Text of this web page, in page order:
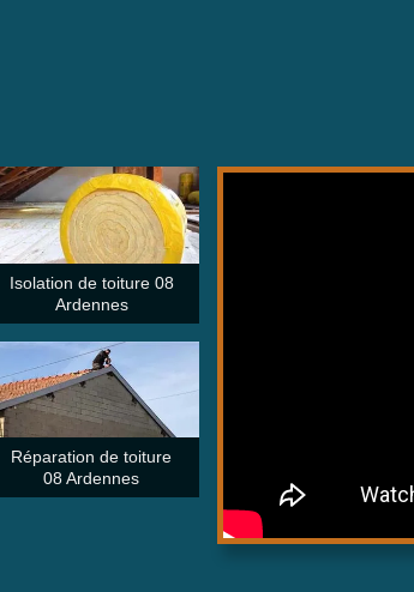
Isolation de toiture 08
Ardennes
Réparation de toiture
08 Ardennes